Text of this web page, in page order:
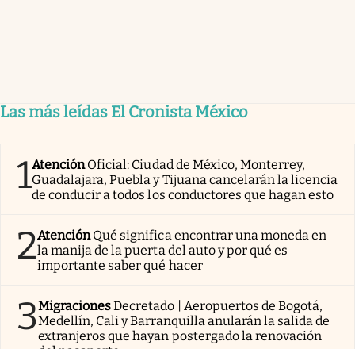
Las más leídas El Cronista México
1AtenciónOficial: Ciudad de México, Monterrey,
Guadalajara, Puebla y Tijuana cancelarán la licencia
de conducir a todos los conductores que hagan esto
2AtenciónQué significa encontrar una moneda en
la manija de la puerta del auto y por qué es
importante saber qué hacer
3MigracionesDecretado | Aeropuertos de Bogotá,
Medellín, Cali y Barranquilla anularán la salida de
extranjeros que hayan postergado la renovación